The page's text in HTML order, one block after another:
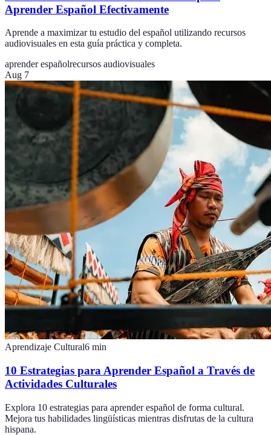
Aprender Español Efectivamente
Aprende a maximizar tu estudio del español utilizando recursos
audiovisuales en esta guía práctica y completa.
aprender españolrecursos audiovisuales
Aug 7
Aprendizaje Cultural6 min
10 Estrategias para Aprender Español a Través de
Actividades Culturales
Explora 10 estrategias para aprender español de forma cultural.
Mejora tus habilidades lingüísticas mientras disfrutas de la cultura
hispana.